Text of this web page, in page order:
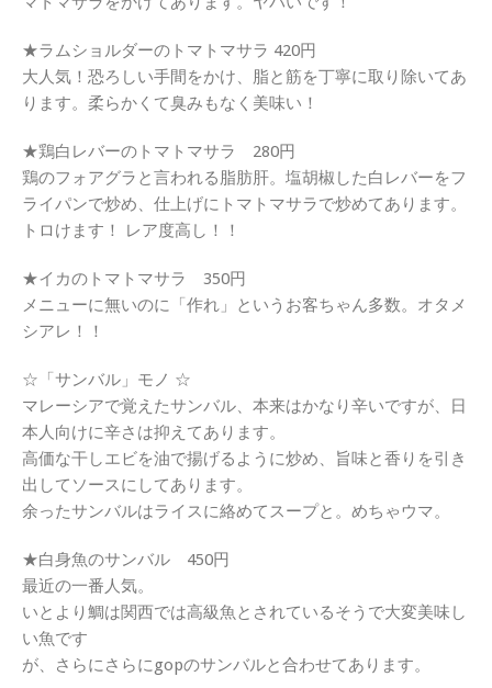
★ラムショルダーのトマトマサラ 420円
大人気！恐ろしい手間をかけ、脂と筋を丁寧に取り除いてあ
ります。柔らかくて臭みもなく美味い！
★鶏白レバーのトマトマサラ 280円
鶏のフォアグラと言われる脂肪肝。塩胡椒した白レバーをフ
ライパンで炒め、仕上げにトマトマサラで炒めてあります。
トロけます！ レア度高し！！
★イカのトマトマサラ 350円
メニューに無いのに「作れ」というお客ちゃん多数。オタメ
シアレ！！
☆「サンバル」モノ ☆
マレーシアで覚えたサンバル、本来はかなり辛いですが、日
本人向けに辛さは抑えてあります。
高価な干しエビを油で揚げるように炒め、旨味と香りを引き
出してソースにしてあります。
余ったサンバルはライスに絡めてスープと。めちゃウマ。
★白身魚のサンバル 450円
最近の一番人気。
いとより鯛は関西では高級魚とされているそうで大変美味し
い魚です
が、さらにさらにgopのサンバルと合わせてあります。